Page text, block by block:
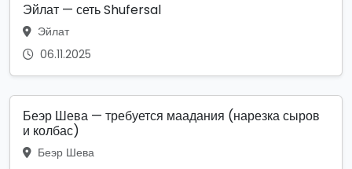
Эйлат — сеть Shufersal
Эйлат
06.11.2025
Беэр Шева — требуется маадания (нарезка сыров
и колбас)
Беэр Шева